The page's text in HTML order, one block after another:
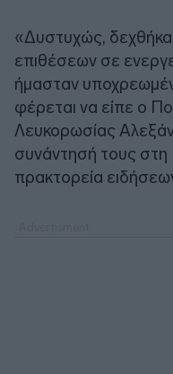
«Δυστυχώς,
επιθέσεων σε
ήμασταν
φέρεται να είπε ο
Λευκορωσίας
συνάντησή τους
πρακτορεία